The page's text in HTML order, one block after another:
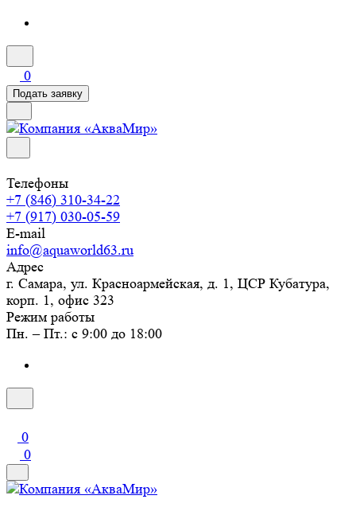
0
Подать заявку
Телефоны
+7 (846) 310-34-22
+7 (917) 030-05-59
E-mail
info@aquaworld63.ru
Адрес
г. Самара, ул. Красноармейская, д. 1, ЦСР Кубатура,
корп. 1, офис 323
Режим работы
Пн. – Пт.: с 9:00 до 18:00
0
0